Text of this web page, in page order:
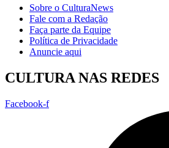
Sobre o CulturaNews
Fale com a Redação
Faça parte da Equipe
Política de Privacidade
Anuncie aqui
CULTURA NAS REDES
Facebook-f